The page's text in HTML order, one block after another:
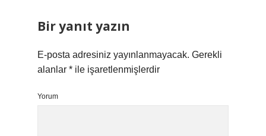
Bir yanıt yazın
E-posta adresiniz yayınlanmayacak. Gerekli
alanlar * ile işaretlenmişlerdir
Yorum